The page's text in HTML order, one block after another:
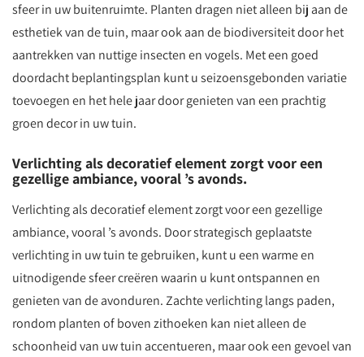
sfeer in uw buitenruimte. Planten dragen niet alleen bij aan de
esthetiek van de tuin, maar ook aan de biodiversiteit door het
aantrekken van nuttige insecten en vogels. Met een goed
doordacht beplantingsplan kunt u seizoensgebonden variatie
toevoegen en het hele jaar door genieten van een prachtig
groen decor in uw tuin.
Verlichting als decoratief element zorgt voor een
gezellige ambiance, vooral ’s avonds.
Verlichting als decoratief element zorgt voor een gezellige
ambiance, vooral ’s avonds. Door strategisch geplaatste
verlichting in uw tuin te gebruiken, kunt u een warme en
uitnodigende sfeer creëren waarin u kunt ontspannen en
genieten van de avonduren. Zachte verlichting langs paden,
rondom planten of boven zithoeken kan niet alleen de
schoonheid van uw tuin accentueren, maar ook een gevoel van